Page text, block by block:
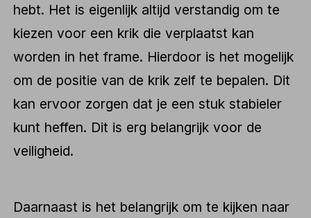
hebt. Het is eigenlijk altijd verstandig om te
kiezen voor een krik die verplaatst kan
worden in het frame. Hierdoor is het mogelijk
om de positie van de krik zelf te bepalen. Dit
kan ervoor zorgen dat je een stuk stabieler
kunt heffen. Dit is erg belangrijk voor de
veiligheid.
Daarnaast is het belangrijk om te kijken naar